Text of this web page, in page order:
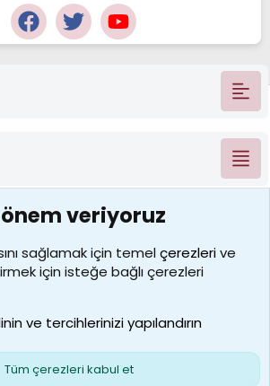
S
veriyoruz
sağlamak için temelçerezlerive
için isteğe bağlı çerezleri
ve tercihlerinizi yapılandırın
Tüm çerezleri kabul et